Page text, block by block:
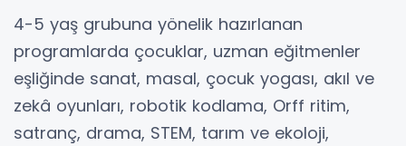
4-5 yaş grubuna yönelik hazırlanan
programlarda çocuklar, uzman eğitmenler
eşliğinde sanat, masal, çocuk yogası, akıl ve
zekâ oyunları, robotik kodlama, Orff ritim,
satranç, drama, STEM, tarım ve ekoloji,